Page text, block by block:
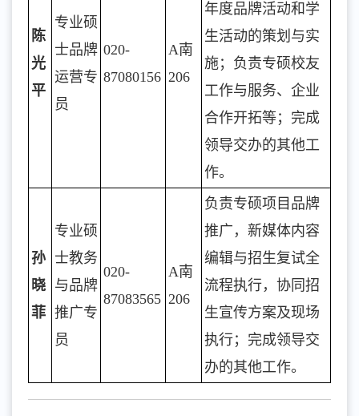
陈
光
平
专业硕
士品牌
运营专
员
020-
87080156
A南
206
年度品牌活动和学
生活动的策划与实
施；负责专硕校友
工作与服务、企业
合作开拓等；完成
领导交办的其他工
作。
孙
晓
菲
专业硕
士教务
与品牌
推广专
员
020-
87083565
A南
206
负责专硕项目品牌
推广，新媒体内容
编辑与招生复试全
流程执行，协同招
生宣传方案及现场
执行；完成领导交
办的其他工作。